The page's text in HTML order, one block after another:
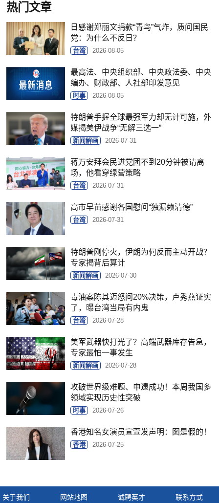
热门文章
日感谢郑丽文捐款“青鸟”气炸，质问国民
党：为什么不反日？
台湾 2026-08-05
最高法、中央组织部、中央政法委、中央
编办、财政部、人社部印发意见
时事 2026-08-05
特朗普手握全球最强军力却无计可施，外
媒揭美伊战争“无解三选一”
新闻解画 2026-07-31
蒋万安拜会民进党团不到20分钟被请离
场，他看穿绿营策略
台湾 2026-07-31
高市早苗感谢各国慰问“独漏赖清德”
台湾 2026-07-31
特朗普刚停火，伊朗为何反而主动开战？
专家揭背后算计
新闻解画 2026-07-30
毒油案陈其迈怒问20%决策，卢秀燕证实
了，曝台湾当局有内鬼
台湾 2026-07-28
美军武器快打光了？高端武器库存告急，
专家最怕一事发生
新闻解画 2026-07-28
攻破世界级难题、申遗成功！本周我国多
领域实现历史性突破
时事 2026-07-26
香港知名女演员宣萱发声明：图是假的！
香港 2026-07-25
关于我们 网站地图 诚聘英才 联系方式